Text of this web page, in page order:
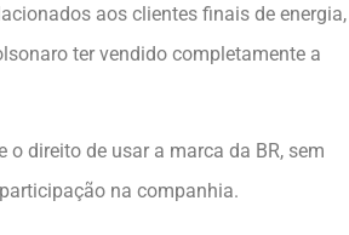
aos clientes finais de energia,
ter vendido completamente a
o direito de usar a marca da BR, sem
na companhia.